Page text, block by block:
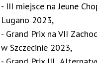
- III miejsce na Jeune
Lugano 2023,
- Grand Prix na VII
w Szczecinie 2023,